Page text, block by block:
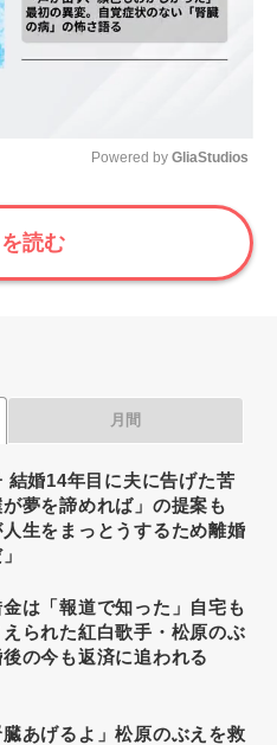
Mute
Powered by GliaStudios
読む
月間
結婚14年目に夫に告げた苦
が夢を諦めれば」の提案も
人生をまっとうするため離婚
は「報道で知った」自宅も
られた紅白歌手・松原のぶ
の今も返済に追われる
臓あげるよ」松原のぶえを救